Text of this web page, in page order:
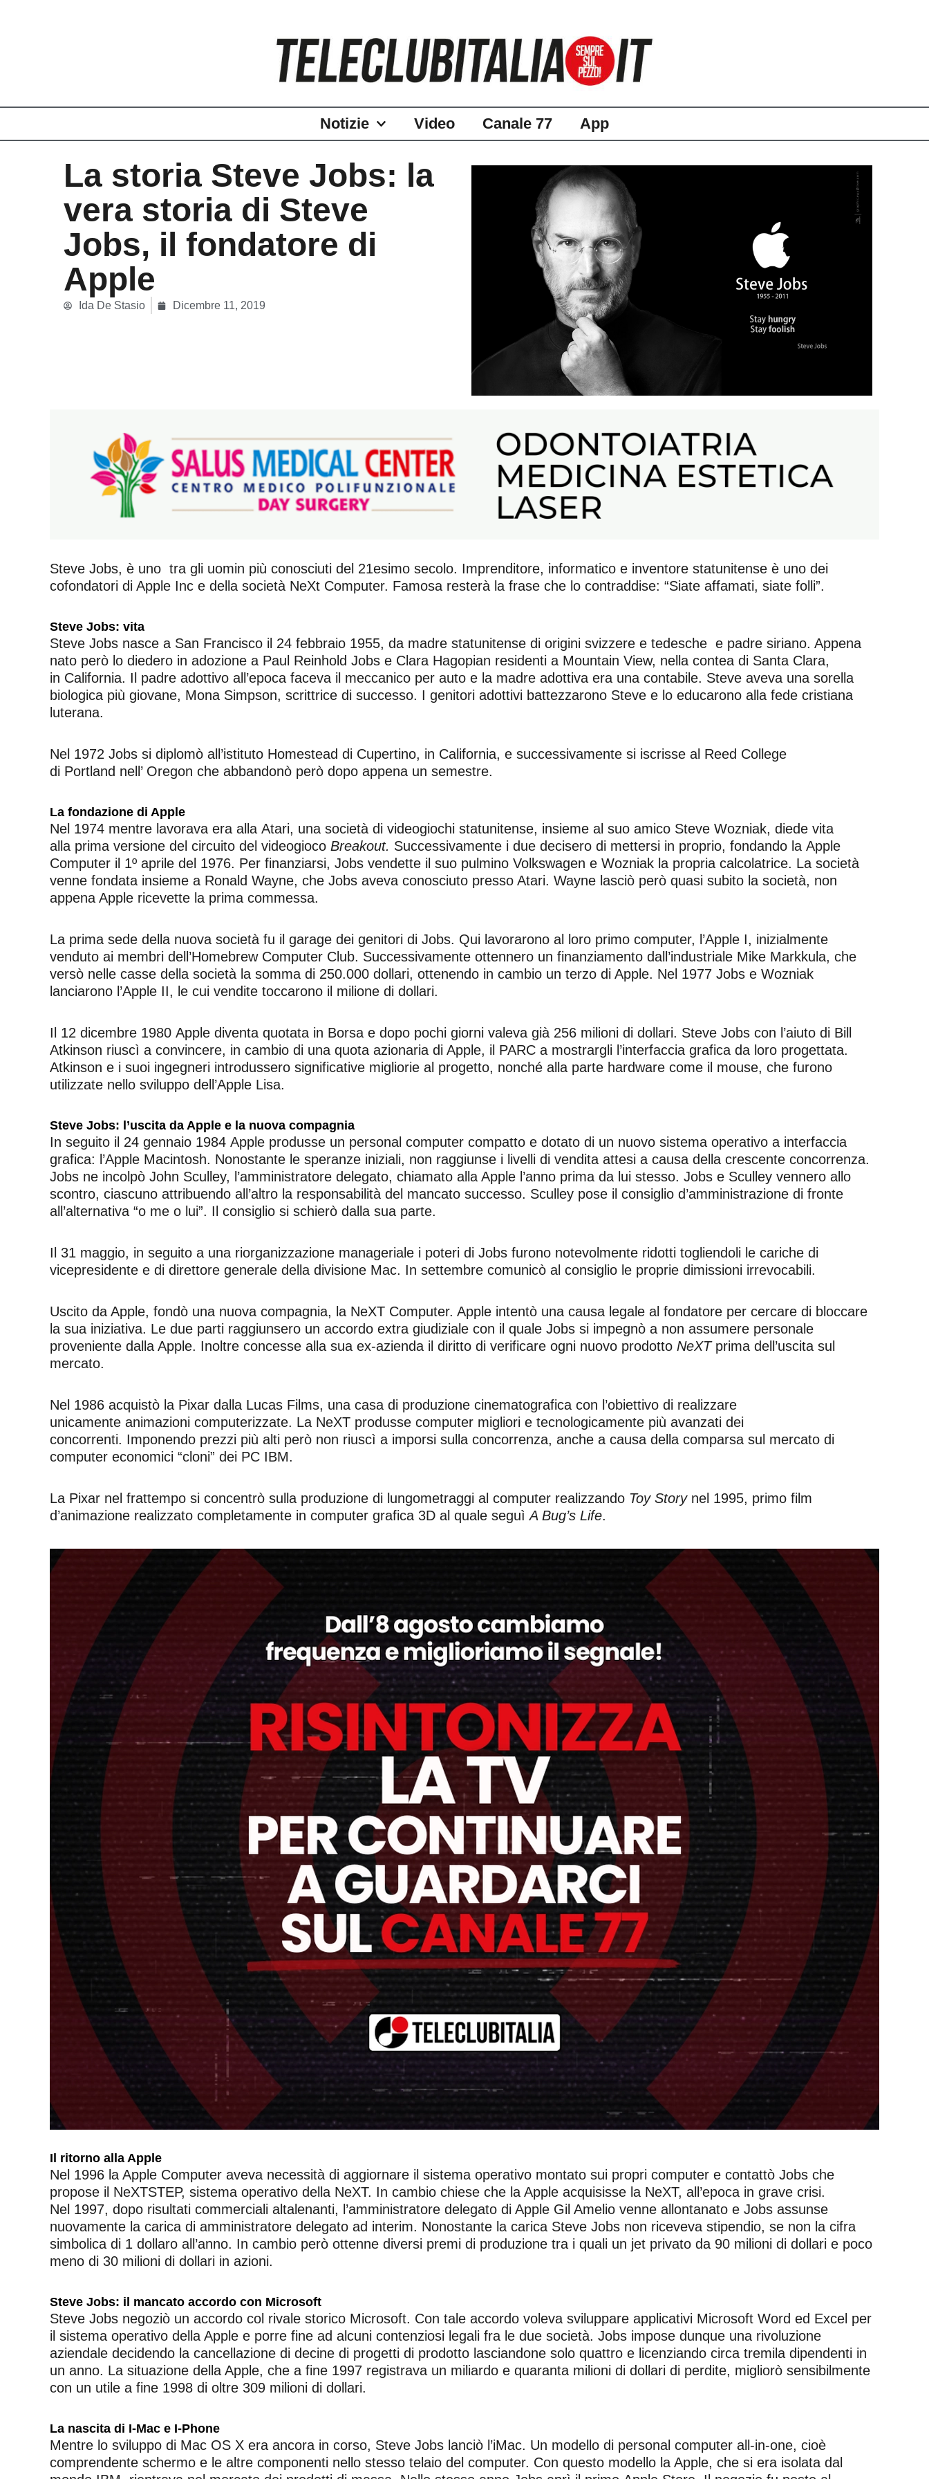
Notizie Video Canale 77 App
La storia Steve Jobs: la
vera storia di Steve
Jobs, il fondatore di
Apple
Ida De Stasio Dicembre 11, 2019
Steve Jobs, è uno tra gli uomin più conosciuti del 21esimo secolo. Imprenditore, informatico e inventore statunitense è uno dei
cofondatori di Apple Inc e della società NeXt Computer. Famosa resterà la frase che lo contraddise: “Siate affamati, siate folli”.
Steve Jobs: vita
Steve Jobs nasce a San Francisco il 24 febbraio 1955, da madre statunitense di origini svizzere e tedesche e padre siriano. Appena
nato però lo diedero in adozione a Paul Reinhold Jobs e Clara Hagopian residenti a Mountain View, nella contea di Santa Clara,
in California. Il padre adottivo all’epoca faceva il meccanico per auto e la madre adottiva era una contabile. Steve aveva una sorella
biologica più giovane, Mona Simpson, scrittrice di successo. I genitori adottivi battezzarono Steve e lo educarono alla fede cristiana
luterana.
Nel 1972 Jobs si diplomò all’istituto Homestead di Cupertino, in California, e successivamente si iscrisse al Reed College
di Portland nell’ Oregon che abbandonò però dopo appena un semestre.
La fondazione di Apple
Nel 1974 mentre lavorava era alla Atari, una società di videogiochi statunitense, insieme al suo amico Steve Wozniak, diede vita
alla prima versione del circuito del videogioco Breakout. Successivamente i due decisero di mettersi in proprio, fondando la Apple
Computer il 1º aprile del 1976. Per finanziarsi, Jobs vendette il suo pulmino Volkswagen e Wozniak la propria calcolatrice. La società
venne fondata insieme a Ronald Wayne, che Jobs aveva conosciuto presso Atari. Wayne lasciò però quasi subito la società, non
appena Apple ricevette la prima commessa.
La prima sede della nuova società fu il garage dei genitori di Jobs. Qui lavorarono al loro primo computer, l’Apple I, inizialmente
venduto ai membri dell’Homebrew Computer Club. Successivamente ottennero un finanziamento dall’industriale Mike Markkula, che
versò nelle casse della società la somma di 250.000 dollari, ottenendo in cambio un terzo di Apple. Nel 1977 Jobs e Wozniak
lanciarono l’Apple II, le cui vendite toccarono il milione di dollari.
Il 12 dicembre 1980 Apple diventa quotata in Borsa e dopo pochi giorni valeva già 256 milioni di dollari. Steve Jobs con l’aiuto di Bill
Atkinson riuscì a convincere, in cambio di una quota azionaria di Apple, il PARC a mostrargli l’interfaccia grafica da loro progettata.
Atkinson e i suoi ingegneri introdussero significative migliorie al progetto, nonché alla parte hardware come il mouse, che furono
utilizzate nello sviluppo dell’Apple Lisa.
Steve Jobs: l’uscita da Apple e la nuova compagnia
In seguito il 24 gennaio 1984 Apple produsse un personal computer compatto e dotato di un nuovo sistema operativo a interfaccia
grafica: l’Apple Macintosh. Nonostante le speranze iniziali, non raggiunse i livelli di vendita attesi a causa della crescente concorrenza.
Jobs ne incolpò John Sculley, l’amministratore delegato, chiamato alla Apple l’anno prima da lui stesso. Jobs e Sculley vennero allo
scontro, ciascuno attribuendo all’altro la responsabilità del mancato successo. Sculley pose il consiglio d’amministrazione di fronte
all’alternativa “o me o lui”. Il consiglio si schierò dalla sua parte.
Il 31 maggio, in seguito a una riorganizzazione manageriale i poteri di Jobs furono notevolmente ridotti togliendoli le cariche di
vicepresidente e di direttore generale della divisione Mac. In settembre comunicò al consiglio le proprie dimissioni irrevocabili.
Uscito da Apple, fondò una nuova compagnia, la NeXT Computer. Apple intentò una causa legale al fondatore per cercare di bloccare
la sua iniziativa. Le due parti raggiunsero un accordo extra giudiziale con il quale Jobs si impegnò a non assumere personale
proveniente dalla Apple. Inoltre concesse alla sua ex-azienda il diritto di verificare ogni nuovo prodotto NeXTprima dell’uscita sul
mercato.
Nel 1986 acquistò la Pixar dalla Lucas Films, una casa di produzione cinematografica con l’obiettivo di realizzare
unicamente animazioni computerizzate. La NeXT produsse computer migliori e tecnologicamente più avanzati dei
concorrenti. Imponendo prezzi più alti però non riuscì a imporsi sulla concorrenza, anche a causa della comparsa sul mercato di
computer economici “cloni” dei PC IBM.
La Pixar nel frattempo si concentrò sulla produzione di lungometraggi al computer realizzando Toy Storynel 1995, primo film
d’animazione realizzato completamente in computer grafica 3D al quale seguìA Bug’s Life.
Il ritorno alla Apple
Nel 1996 la Apple Computer aveva necessità di aggiornare il sistema operativo montato sui propri computer e contattò Jobs che
propose il NeXTSTEP, sistema operativo della NeXT. In cambio chiese che la Apple acquisisse la NeXT, all’epoca in grave crisi.
Nel 1997, dopo risultati commerciali altalenanti, l’amministratore delegato di Apple Gil Amelio venne allontanato e Jobs assunse
nuovamente la carica di amministratore delegato ad interim. Nonostante la carica Steve Jobs non riceveva stipendio, se non la cifra
simbolica di 1 dollaro all’anno. In cambio però ottenne diversi premi di produzione tra i quali un jet privato da 90 milioni di dollari e poco
meno di 30 milioni di dollari in azioni.
Steve Jobs: il mancato accordo con Microsoft
Steve Jobs negoziò un accordo col rivale storico Microsoft. Con tale accordo voleva sviluppare applicativi Microsoft Word ed Excel per
il sistema operativo della Apple e porre fine ad alcuni contenziosi legali fra le due società. Jobs impose dunque una rivoluzione
aziendale decidendo la cancellazione di decine di progetti di prodotto lasciandone solo quattro e licenziando circa tremila dipendenti in
un anno. La situazione della Apple, che a fine 1997 registrava un miliardo e quaranta milioni di dollari di perdite, migliorò sensibilmente
con un utile a fine 1998 di oltre 309 milioni di dollari.
La nascita di I-Mac e I-Phone
Mentre lo sviluppo di Mac OS X era ancora in corso, Steve Jobs lanciò l’iMac. Un modello di personal computer all-in-one, cioè
comprendente schermo e le altre componenti nello stesso telaio del computer. Con questo modello la Apple, che si era isolata dal